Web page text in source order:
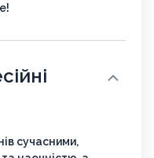
сучасними,